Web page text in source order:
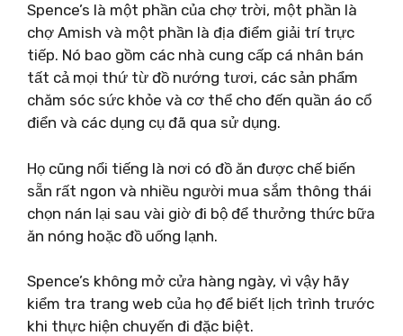
Spence’s là một phần của chợ trời, một phần là
chợ Amish và một phần là địa điểm giải trí trực
tiếp. Nó bao gồm các nhà cung cấp cá nhân bán
tất cả mọi thứ từ đồ nướng tươi, các sản phẩm
chăm sóc sức khỏe và cơ thể cho đến quần áo cổ
điển và các dụng cụ đã qua sử dụng.
Họ cũng nổi tiếng là nơi có đồ ăn được chế biến
sẵn rất ngon và nhiều người mua sắm thông thái
chọn nán lại sau vài giờ đi bộ để thưởng thức bữa
ăn nóng hoặc đồ uống lạnh.
Spence’s không mở cửa hàng ngày, vì vậy hãy
kiểm tra trang web của họ để biết lịch trình trước
khi thực hiện chuyến đi đặc biệt.